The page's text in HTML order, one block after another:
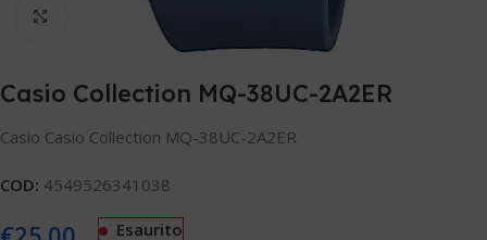
Clicca per ingrandire
Casio Collection MQ-38UC-2A2ER
Casio Casio Collection MQ-38UC-2A2ER
COD: 4549526341038
Esaurito